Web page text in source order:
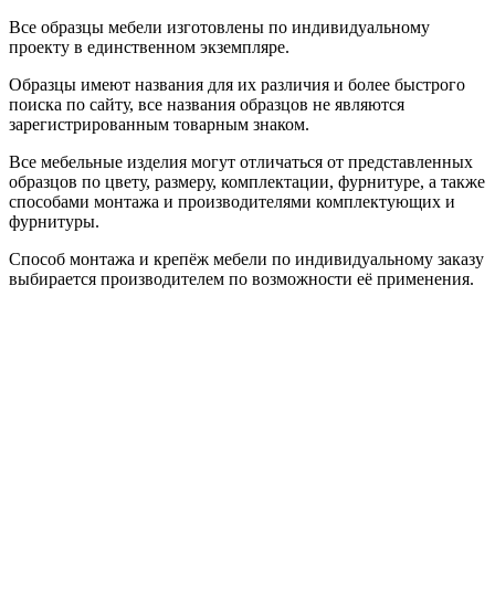
Все образцы мебели изготовлены по индивидуальному
проекту в единственном экземпляре.
Образцы имеют названия для их различия и более быстрого
поиска по сайту, все названия образцов не являются
зарегистрированным товарным знаком.
Все мебельные изделия могут отличаться от представленных
образцов по цвету, размеру, комплектации, фурнитуре, а также
способами монтажа и производителями комплектующих и
фурнитуры.
Способ монтажа и крепёж мебели по индивидуальному заказу
выбирается производителем по возможности её применения.